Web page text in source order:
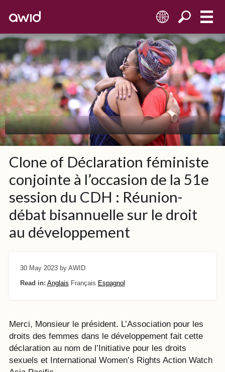
FR
Clone of Déclaration féministe
conjointe à l’occasion de la 51e
session du CDH : Réunion-
débat bisannuelle sur le droit
au développement
30 May 2023 by AWID
Read in: Anglais Français Espagnol
Merci, Monsieur le président. L’Association pour les
droits des femmes dans le développement fait cette
déclaration au nom de l’Initiative pour les droits
sexuels et International Women’s Rights Action Watch